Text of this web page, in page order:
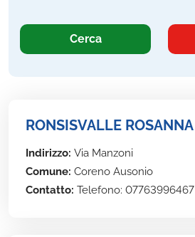
Cerca
RONSISVALLE ROSANNA
Indirizzo: Via Manzoni
Comune: Coreno Ausonio
Contatto: Telefono: 07763996467